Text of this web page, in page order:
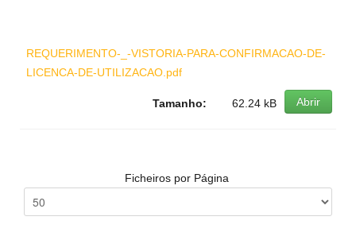
REQUERIMENTO-_-VISTORIA-PARA-CONFIRMACAO-DE-
LICENCA-DE-UTILIZACAO.pdf
Abrir
Tamanho: 62.24 kB
Ficheiros por Página